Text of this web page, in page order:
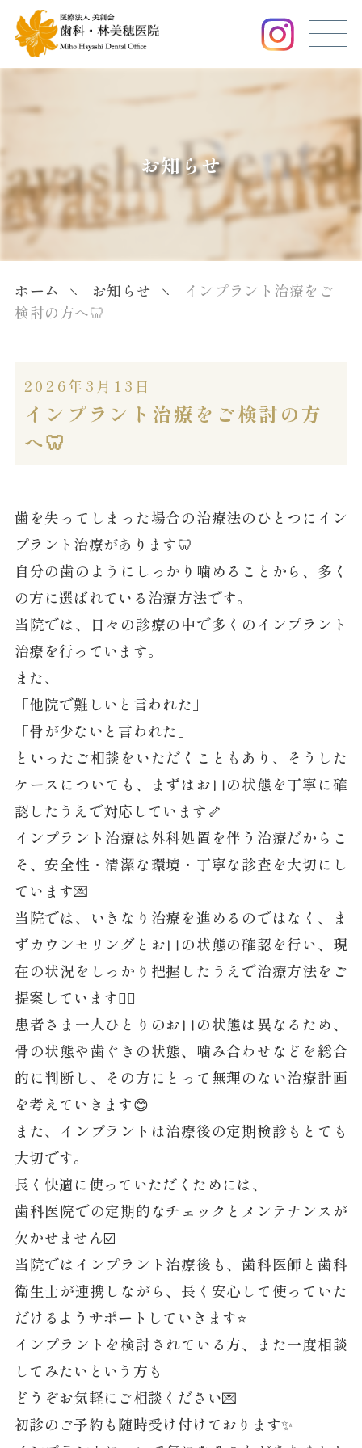
お知らせ
ホーム お知らせ
インプラント治療をご
検討の方へ🦷
2026年3月13日
インプラント治療をご検討の方
へ🦷
歯を失ってしまった場合の治療法のひとつにイン
プラント治療があります🦷
自分の歯のようにしっかり噛めることから、多く
の方に選ばれている治療方法です。
当院では、日々の診療の中で多くのインプラント
治療を行っています。
また、
「他院で難しいと言われた」
「骨が少ないと言われた」
といったご相談をいただくこともあり、そうした
ケースについても、まずはお口の状態を丁寧に確
認したうえで対応しています🦴
インプラント治療は外科処置を伴う治療だからこ
そ、安全性・清潔な環境・丁寧な診査を大切にし
ています💌
当院では、いきなり治療を進めるのではなく、ま
ずカウンセリングとお口の状態の確認を行い、現
在の状況をしっかり把握したうえで治療方法をご
提案しています👩‍⚕️
患者さま一人ひとりのお口の状態は異なるため、
骨の状態や歯ぐきの状態、噛み合わせなどを総合
的に判断し、その方にとって無理のない治療計画
を考えていきます😊
また、インプラントは治療後の定期検診もとても
大切です。
長く快適に使っていただくためには、
歯科医院での定期的なチェックとメンテナンスが
欠かせません☑️
当院ではインプラント治療後も、歯科医師と歯科
衛生士が連携しながら、長く安心して使っていた
だけるようサポートしていきます⭐️
インプラントを検討されている方、また一度相談
してみたいという方も
どうぞお気軽にご相談ください💌
初診のご予約も随時受け付けております✨